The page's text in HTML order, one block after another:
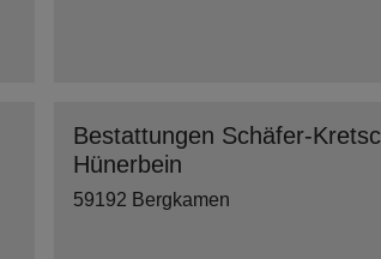
Bestattungen Schäfer-
Hünerbein
59192 Bergkamen